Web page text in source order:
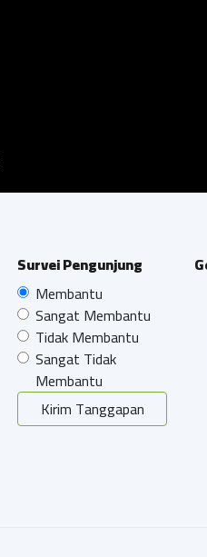
Survei Pengunjung
Membantu
Sangat Membantu
Tidak Membantu
Sangat Tidak
Membantu
Kirim Tanggapan